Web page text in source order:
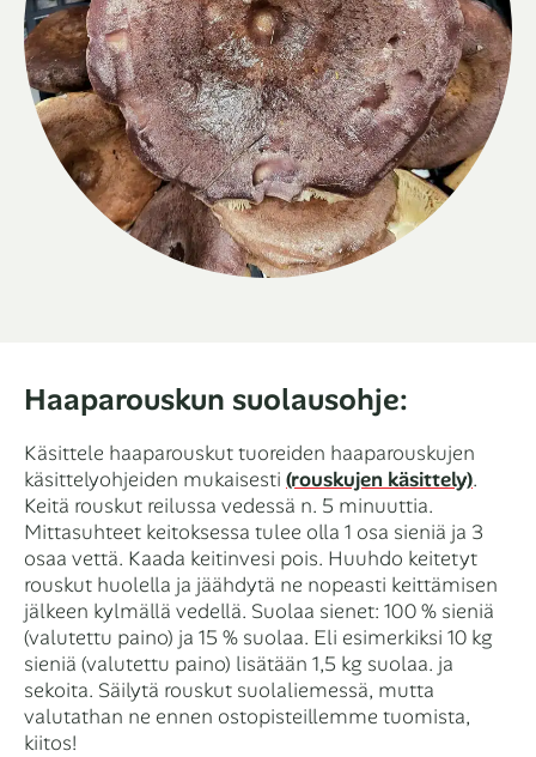
Haaparouskun suolausohje:
Käsittele haaparouskut tuoreiden haaparouskujen
käsittelyohjeiden mukaisesti (rouskujen käsittely).
Keitä rouskut reilussa vedessä n. 5 minuuttia.
Mittasuhteet keitoksessa tulee olla 1 osa sieniä ja 3
osaa vettä. Kaada keitinvesi pois. Huuhdo keitetyt
rouskut huolella ja jäähdytä ne nopeasti keittämisen
jälkeen kylmällä vedellä. Suolaa sienet: 100 % sieniä
(valutettu paino) ja 15 % suolaa. Eli esimerkiksi 10 kg
sieniä (valutettu paino) lisätään 1,5 kg suolaa. ja
sekoita. Säilytä rouskut suolaliemessä, mutta
valutathan ne ennen ostopisteillemme tuomista,
kiitos!